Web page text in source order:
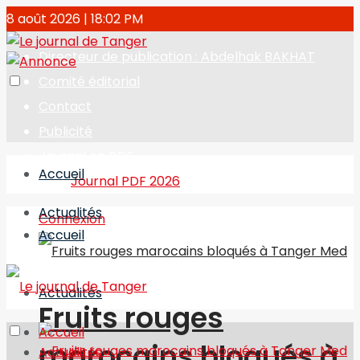
8 août 2026 | 18:02 PM
Directeur de publication : Abdelhak BAKHAT
Journal PDF 2026
Connexion
Accueil
Actualités
Fruits rouges
Accueil
Actualités
Accueil
Actualités